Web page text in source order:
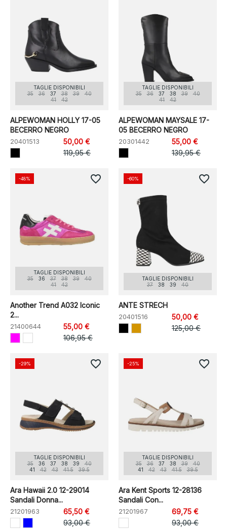
TAGLIE DISPONIBILI
35
36 37 38 39
40
41
42
ALPEWOMAN HOLLY 17-05
BECERRO NEGRO
20401513
50,00 €
119,95 €
TAGLIE DISPONIBILI
35
36 37 38 39
40
41
42
ALPEWOMAN MAYSALE 17-
05 BECERRO NEGRO
20301442
55,00 €
139,95 €
TAGLIE DISPONIBILI
35
36 37 38 39
40
41
42
Another Trend A032 Iconic
2...
21400644
55,00 €
106,95 €
-48% favorite_border
TAGLIE DISPONIBILI
37
38 39 40
ANTE STRECH
20401516
50,00 €
125,00 €
-60% favorite_border
TAGLIE DISPONIBILI
35
36 37 38 39
40
41
42 43 41.5 39.5
Ara Hawaii 2.0 12-29014
Sandali Donna...
21201963
65,50 €
93,00 €
-29% favorite_border
TAGLIE DISPONIBILI
35
36 37 38 39
40
41
42 43 41.5 39.5
Ara Kent Sports 12-28136
Sandali Con...
21201967
69,75 €
93,00 €
-25% favorite_border